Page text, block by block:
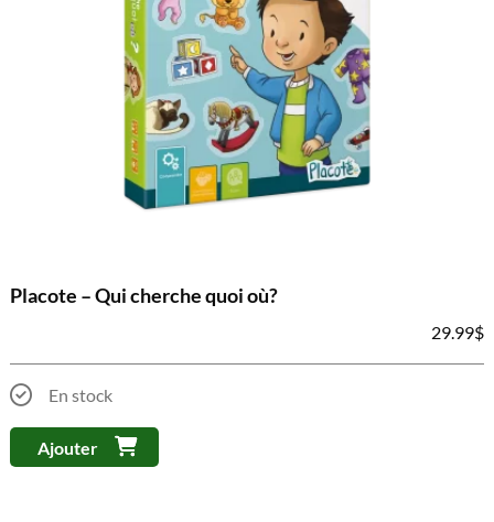
Placote – Qui cherche quoi où?
29.99$
En stock
Ajouter